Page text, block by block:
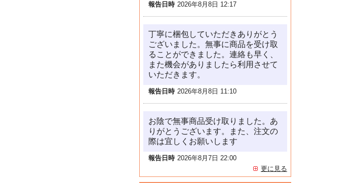
報告日時 2026年8月8日 12:17
丁寧に梱包していただきありがとう
ございました。無事に商品を受け取
ることができました。連絡も早く、
また機会がありましたら利用させて
いただきます。
報告日時 2026年8月8日 11:10
お陰で無事商品受け取りました。あ
りがとうございます。また、注文の
際は宜しくお願いします
報告日時 2026年8月7日 22:00
更に見る